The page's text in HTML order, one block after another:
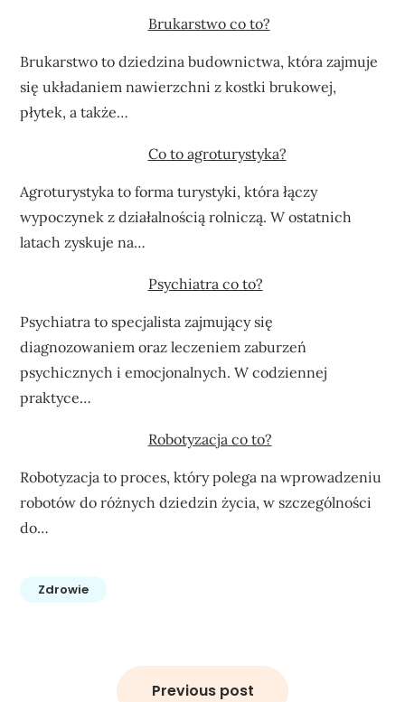
Brukarstwo co to?
Brukarstwo to dziedzina budownictwa, która zajmuje
się układaniem nawierzchni z kostki brukowej,
płytek, a także…
Co to agroturystyka?
Agroturystyka to forma turystyki, która łączy
wypoczynek z działalnością rolniczą. W ostatnich
latach zyskuje na…
Psychiatra co to?
Psychiatra to specjalista zajmujący się
diagnozowaniem oraz leczeniem zaburzeń
psychicznych i emocjonalnych. W codziennej
praktyce…
Robotyzacja co to?
Robotyzacja to proces, który polega na wprowadzeniu
robotów do różnych dziedzin życia, w szczególności
do…
Zdrowie
Previous post